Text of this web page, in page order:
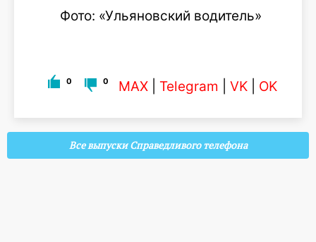
Фото: «Ульяновский водитель»
0 0 MAX Telegram VK OK
Все выпуски Справедливого телефона